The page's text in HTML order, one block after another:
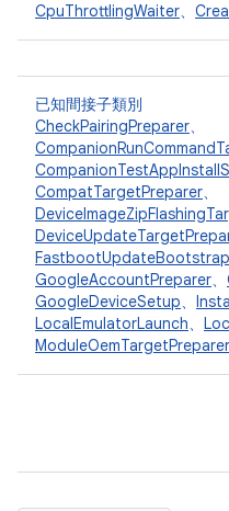
CpuThrottlingWaiter、
已知間接子類別
CheckPairingPreparer、
CompatTargetPreparer、
GoogleAccountPreparer、
GoogleDeviceSetup、
LocalEmulatorLaunch、
ModuleOemTargetPreparer